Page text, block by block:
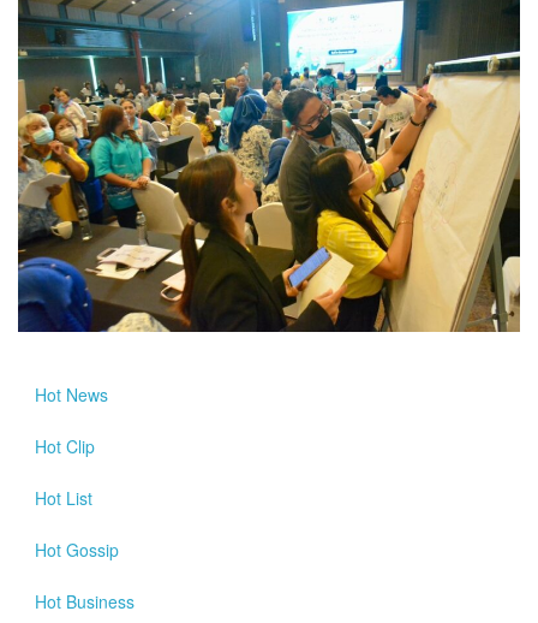
Hot News
Hot Clip
Hot List
Hot Gossip
Hot Business